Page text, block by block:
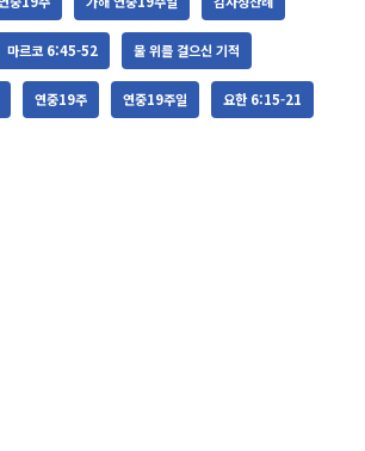
마르코 6:45-52 물 위를 걸으신 기적
연중19주 연중19주일 요한 6:15-21